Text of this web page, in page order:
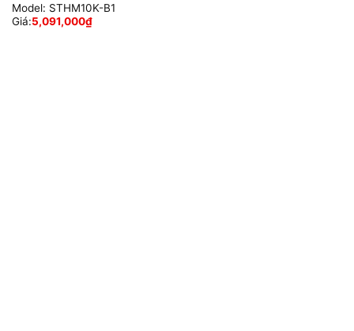
Model: STHM10K-B1
Giá:5,091,000₫